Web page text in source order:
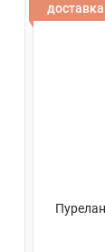
доставка